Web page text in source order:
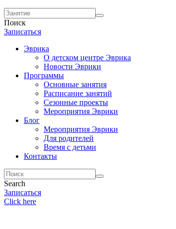
Поиск
Записаться
Эврика
О детском центре Эврика
Новости Эврики
Программы
Основные занятия
Расписание занятий
Сезонные проекты
Мероприятия Эврики
Блог
Мероприятия Эврики
Для родителей
Время с детьми
Контакты
Search
Записаться
Click here